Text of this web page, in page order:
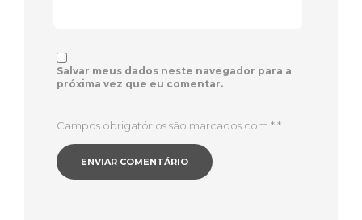
Salvar meus dados neste navegador para a
próxima vez que eu comentar.
Campos obrigatórios são marcados com **